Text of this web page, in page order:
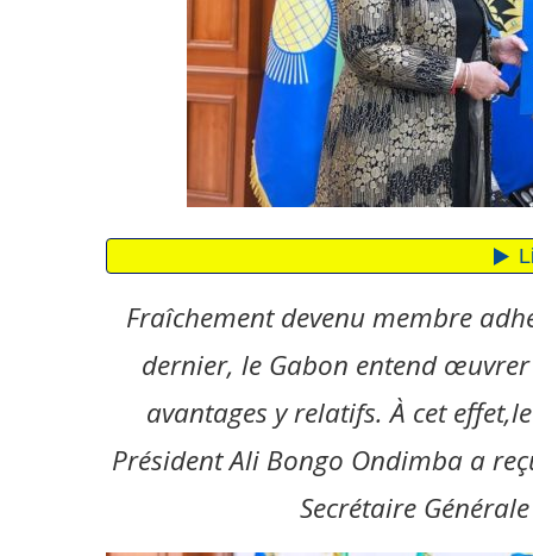
Fraîchement devenu membre
dernier, le Gabon entend
avantages y relatifs. À cet
Président Ali Bongo Ondimba a
Secrétaire